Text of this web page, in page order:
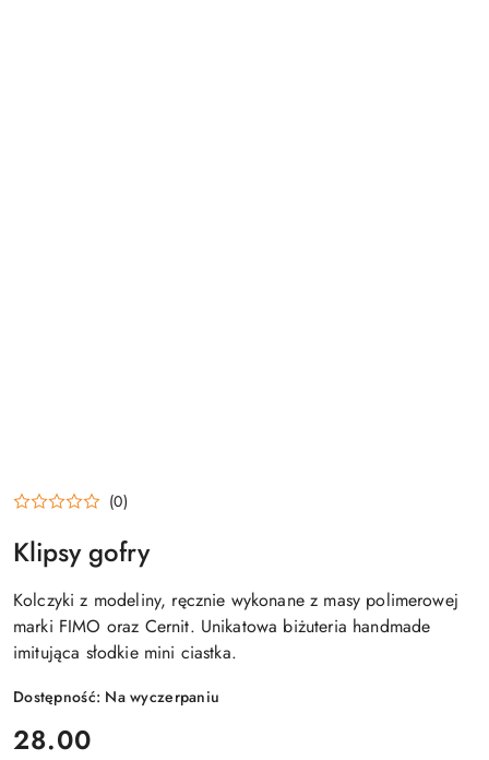
(0)
Klipsy gofry
Kolczyki z modeliny, ręcznie wykonane z masy polimerowej
marki FIMO oraz Cernit. Unikatowa biżuteria handmade
imitująca słodkie mini ciastka.
Dostępność: Na wyczerpaniu
cena:
28.00